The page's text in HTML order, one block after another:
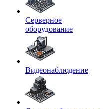
Серверное
оборудование
Видеонаблюдение